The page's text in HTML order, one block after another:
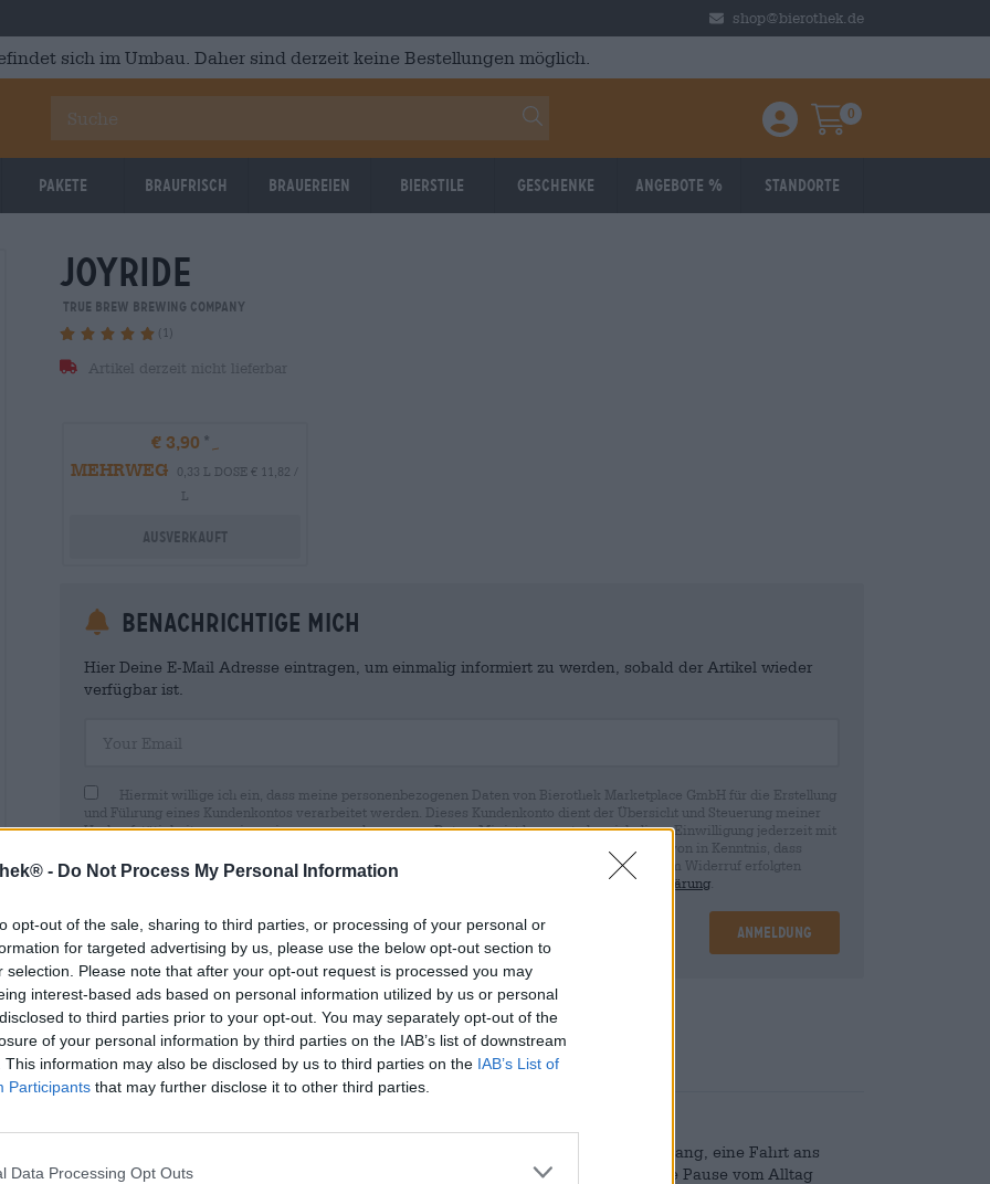
- Do Not Process My Personal Information
opt-out of the sale, sharing to third parties, or processing of your personal or
for targeted advertising by us, please use the below opt-out section to
selection. Please note that after your opt-out request is processed you may
interest-based ads based on personal information utilized by us or personal
to third parties prior to your opt-out. You may separately opt-out of the
of your personal information by third parties on the IAB’s list of downstream
This information may also be disclosed by us to third parties on the IAB’s List of
Participants that may further disclose it to other third parties.
Data Processing Opt Outs
shop@bierothek.de
sich im Umbau. Daher sind derzeit keine Bestellungen möglich.
Einloggen / Anmelden
Warenkorb
0
Pakete Braufrisch Brauereien Bierstile Geschenke Angebote % Standorte
joyride
True Brew Brewing Company
(1)
Artikel derzeit nicht lieferbar
€ 3,90
MEHRWEG
0,33 L DOSE € 11,82 /
L
Ausverkauft
Benachrichtige mich
Hier Deine E-Mail Adresse eintragen, um einmalig informiert zu werden, sobald der Artikel wieder
verfügbar ist.
Hiermit willige ich ein, dass meine personenbezogenen Daten von Bierothek Marketplace GmbH für die Erstellung
und Führung eines Kundenkontos verarbeitet werden. Dieses Kundenkonto dient der Übersicht und Steuerung meiner
Verkaufstätigkeiten sowie meiner personenbezogenen Daten. Mir ist bewusst, dass ich diese Einwilligung jederzeit mit
Wirkung für die Zukunft per E-Mail an shop@bierothek.de widerrufen kann. Wir setzen Sie davon in Kenntnis, dass
durch den Widerruf der Einwilligung die Rechtmäßigkeit der aufgrund der Einwilligung bis zum Widerruf erfolgten
Verarbeitung nicht berührt wird. Weitere Informationen finden Sie in unserer
Datenschutzerklärung
Anmeldung
* Preise inkl. gesetzlicher MwSt. zzgl. Versandkosten zzgl.Pfand€ 0,25
Beschreibung Infos Bewertungen (1)
Eine Spritztour, das ist ein Ausflug ins Grüne, ein Roadtrip in den Sonnenuntergang, eine Fahrt ans
Meer, ein Trip mit Freunden. Spritztouren sind spontan, erfrischend, die perfekte Pause vom Alltag